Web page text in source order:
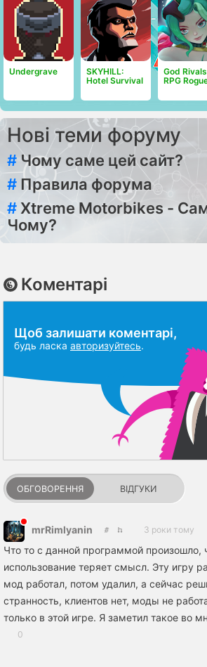
Undergrave
SKYHILL:
Hotel Survival
God
RPG
Нові теми форуму
# Чому саме цей сайт?
# Правила форума
# Xtreme Motorbikes -
Чому?
Коментарі
Щоб залишати коментарі,
будь ласка авторизуйтесь.
ОБГОВОРЕННЯ ВІДГУКИ
mrRimlyanin 3 роки тому
Что то с данной программой произошло,
использование теряет смысл. Эту игру
мод работал, потом удалил, а сейчас
странность, клиентов нет, моды не
только в этой игре. Я заметил такое во
0